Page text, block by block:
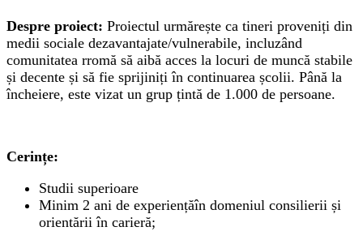
Despre proiect: Proiectul urmărește ca tineri proveniți din
medii sociale dezavantajate/vulnerabile, incluzând
comunitatea rromă să aibă acces la locuri de muncă stabile
și decente și să fie sprijiniți în continuarea școlii. Până la
încheiere, este vizat un grup țintă de 1.000 de persoane.
Cerințe:
Studii superioare
Minim 2 ani de experiențăîn domeniul consilierii și
orientării în carieră;